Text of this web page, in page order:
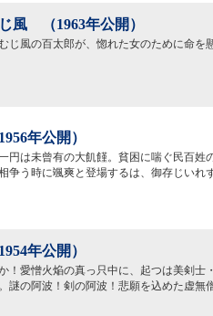
風 （1963年公開）
じ風の百太郎が、惚れた女のために命
年公開）
円は未曾有の大飢饉。貧困に喘ぐ民百
争う時に颯爽と登場するは、御存じいれ
年公開）
！愛憎火焔の真っ只中に、起つは美剣
謎の阿波！剣の阿波！悲願を込めた虚